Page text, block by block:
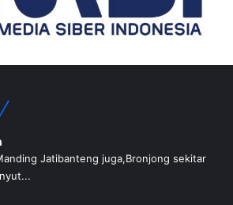
Jatibanteng juga,Bronjong sekitar